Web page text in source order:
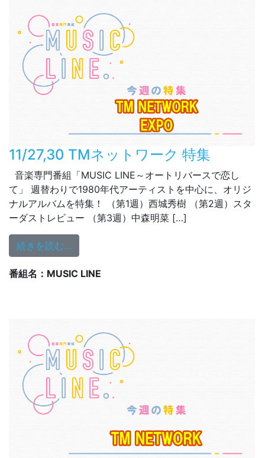
11/27,30 TMネットワーク 特集
音楽専門番組「MUSIC LINE～オートリバースで恋し
て」 週替わりで1980年代アーティストを中心に、オリジ
ナルアルバムを特集！ （第1週）西城秀樹 （第2週）スタ
ーダストレビュー （第3週）中森明菜 […]
続きを読む…
番組名：MUSIC LINE